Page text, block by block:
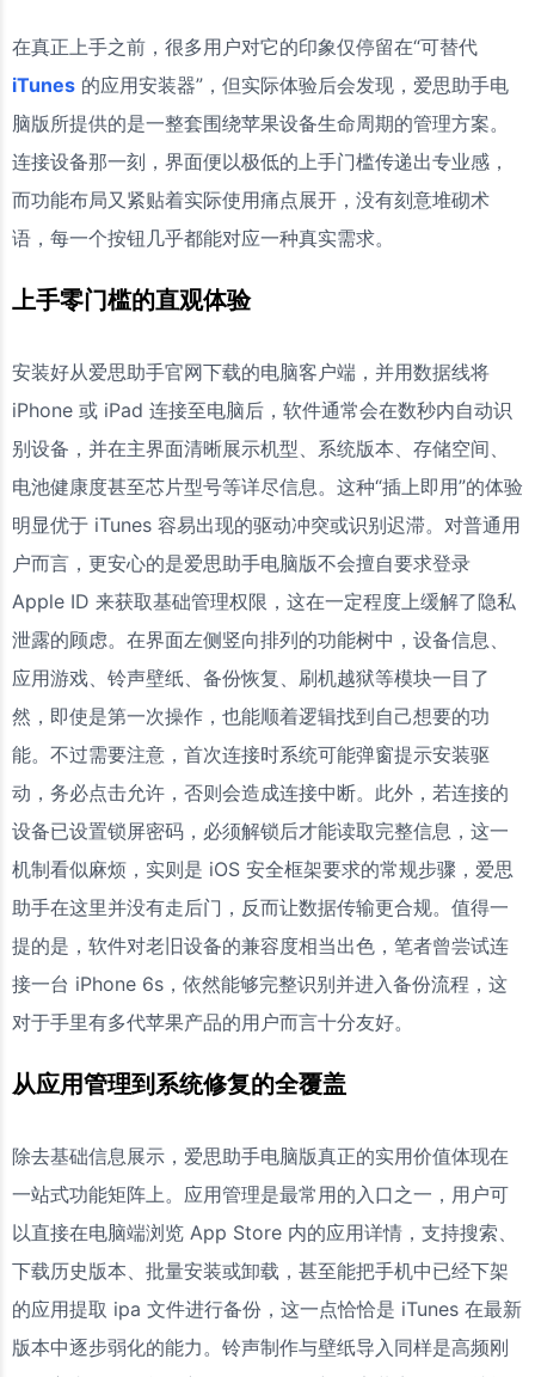
在真正上手之前，很多用户对它的印象仅停留在“可替代
iTunes 的应用安装器”，但实际体验后会发现，爱思助手电
脑版所提供的是一整套围绕苹果设备生命周期的管理方案。
连接设备那一刻，界面便以极低的上手门槛传递出专业感，
而功能布局又紧贴着实际使用痛点展开，没有刻意堆砌术
语，每一个按钮几乎都能对应一种真实需求。
上手零门槛的直观体验
安装好从爱思助手官网下载的电脑客户端，并用数据线将
iPhone 或 iPad 连接至电脑后，软件通常会在数秒内自动识
别设备，并在主界面清晰展示机型、系统版本、存储空间、
电池健康度甚至芯片型号等详尽信息。这种“插上即用”的体验
明显优于 iTunes 容易出现的驱动冲突或识别迟滞。对普通用
户而言，更安心的是爱思助手电脑版不会擅自要求登录
Apple ID 来获取基础管理权限，这在一定程度上缓解了隐私
泄露的顾虑。在界面左侧竖向排列的功能树中，设备信息、
应用游戏、铃声壁纸、备份恢复、刷机越狱等模块一目了
然，即使是第一次操作，也能顺着逻辑找到自己想要的功
能。不过需要注意，首次连接时系统可能弹窗提示安装驱
动，务必点击允许，否则会造成连接中断。此外，若连接的
设备已设置锁屏密码，必须解锁后才能读取完整信息，这一
机制看似麻烦，实则是 iOS 安全框架要求的常规步骤，爱思
助手在这里并没有走后门，反而让数据传输更合规。值得一
提的是，软件对老旧设备的兼容度相当出色，笔者曾尝试连
接一台 iPhone 6s，依然能够完整识别并进入备份流程，这
对于手里有多代苹果产品的用户而言十分友好。
从应用管理到系统修复的全覆盖
除去基础信息展示，爱思助手电脑版真正的实用价值体现在
一站式功能矩阵上。应用管理是最常用的入口之一，用户可
以直接在电脑端浏览 App Store 内的应用详情，支持搜索、
下载历史版本、批量安装或卸载，甚至能把手机中已经下架
的应用提取 ipa 文件进行备份，这一点恰恰是 iTunes 在最新
版本中逐步弱化的能力。铃声制作与壁纸导入同样是高频刚